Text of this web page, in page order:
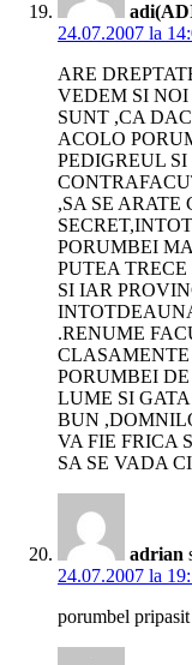
24.07.2007 la
ARE
VEDEM SI
SUNT ,CA
ACOLO
PEDIGREUL
,SA SE ARATE
PORUMBEI
PUTEA
SI IAR
.RENUME
PORUMBEI
LUME SI
BUN
VA FIE FRICA
SA SE VADA
adrian
24.07.2007 la
porumbel